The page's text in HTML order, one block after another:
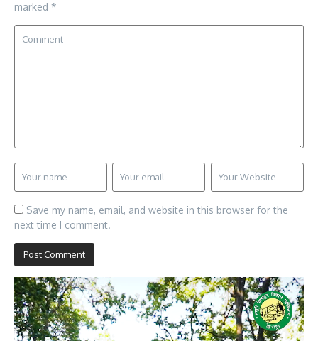
marked *
Save my name, email, and website in this browser for the
next time I comment.